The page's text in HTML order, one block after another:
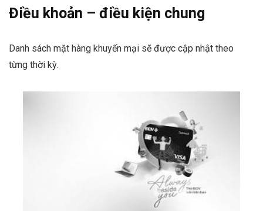
Điều khoản – điều kiện chung
Danh sách mặt hàng khuyến mại sẽ được cập nhật theo
từng thời kỳ.